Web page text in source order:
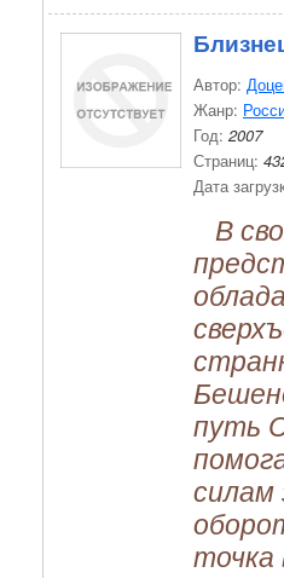
Автор:
Жанр:
Год: 2007
Страниц:
Дата
В
путь
силам
точка